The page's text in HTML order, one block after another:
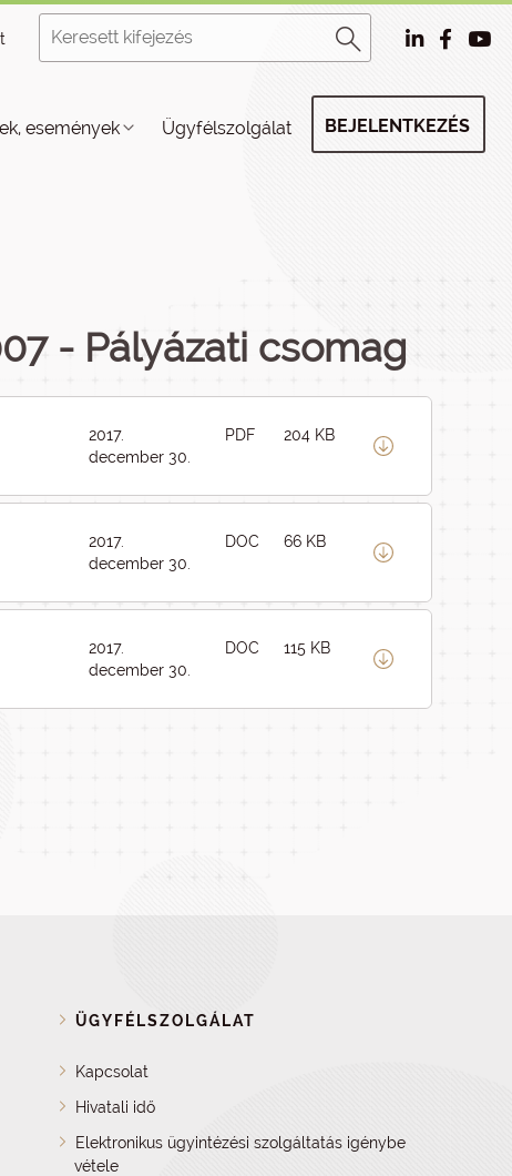
események Ügyfélszolgálat BEJELENTKEZÉS
- Pályázati csomag
2017.
december 30.
PDF 204 KB
2017.
december 30.
DOC 66 KB
2017.
december 30.
DOC 115 KB
ÜGYFÉLSZOLGÁLAT
Kapcsolat
Hivatali idő
Elektronikus ügyintézési szolgáltatás igénybe
vétele